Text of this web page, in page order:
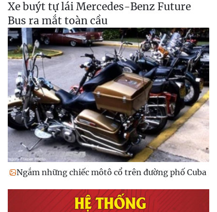
Xe buýt tự lái Mercedes-Benz Future
Bus ra mắt toàn cầu
Ngắm những chiếc môtô cổ trên đường phố Cuba